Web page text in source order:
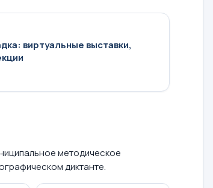
виртуальные выставки,
методическое
диктанте.